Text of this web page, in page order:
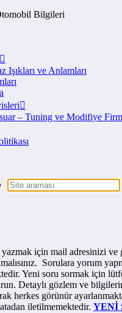
Bilgileri
Işıkları ve Anlamları
– Tuning ve Modifiye
yazmak için mail adresinizi ve
Sorulara yorum
Yeni soru sormak için
Detaylı gözlem ve
herkes görünür
iletilmemektedir. YENİ